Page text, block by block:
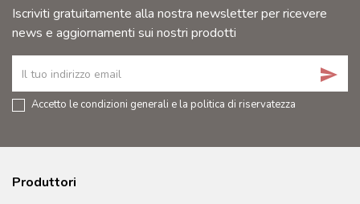
Iscriviti gratuitamente alla nostra newsletter per ricevere
news e aggiornamenti sui nostri prodotti
send
Accetto le condizioni generali e la politica di riservatezza
Produttori